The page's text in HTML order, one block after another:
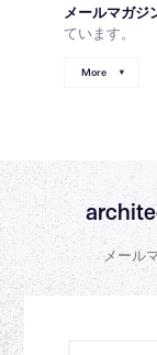
メールマガジ
ています。
More
メール